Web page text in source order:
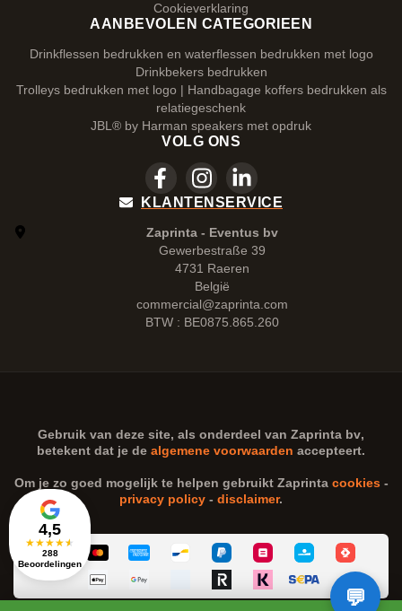
4,5
★★★★★
288
Beoordelingen
Cookieverklaring
AANBEVOLEN CATEGORIEEN
Drinkflessen bedrukken en waterflessen bedrukken met logo
Drinkbekers bedrukken
Trolleys bedrukken met logo | Handbagage koffers bedrukken als
relatiegeschenk
JBL® by Harman speakers met opdruk
VOLG ONS
KLANTENSERVICE
Zaprinta - Eventus bv
Gewerbestraße 39
4731 Raeren
België
commercial@zaprinta.com
BTW : BE0875.865.260
Gebruik van deze site, als onderdeel van Zaprinta bv,
betekent dat je de algemene voorwaarden accepteert.
Om je zo goed mogelijk te helpen gebruikt Zaprinta cookies-
privacy policy - disclaimer.